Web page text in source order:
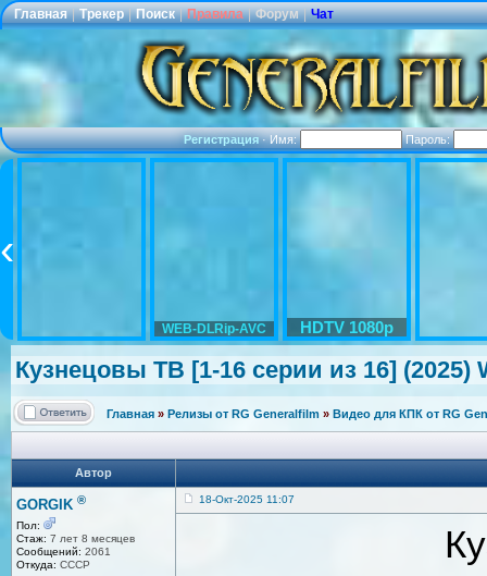
Главная | Трекер | Поиск | Правила | Форум | Чат
Регистрация·Имя: Пароль:
WEB-DLRip-AVC HDTV 1080p
Кузнецовы ТВ [1-16 серии из 16] (2025)
Главная » Релизы от RG Generalfilm » Видео для КПК от RG
Автор
GORGIK ®
Пол:
Стаж: 7 лет 8 месяцев
Сообщений: 2061
Откуда: СССР
18-Окт-2025 11:07